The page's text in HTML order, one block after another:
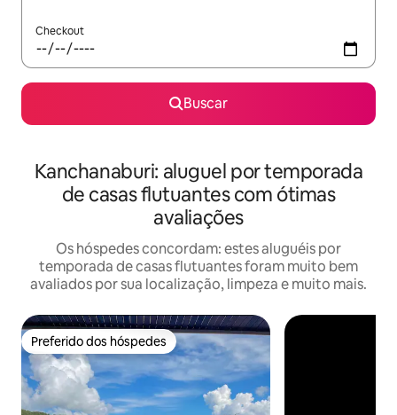
Checkout
Buscar
Kanchanaburi: aluguel por temporada
de casas flutuantes com ótimas
avaliações
Os hóspedes concordam: estes aluguéis por
temporada de casas flutuantes foram muito bem
avaliados por sua localização, limpeza e muito mais.
Preferido dos hóspedes
Preferido dos hóspedes